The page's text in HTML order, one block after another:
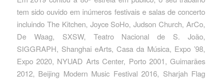
tem sido ouvido em inúmeros festivais e salas de concerto
incluindo The Kitchen, Joyce SoHo, Judson Church, ArCo,
De Waag, SXSW, Teatro Nacional de S. João,
SIGGRAPH, Shanghai eArts, Casa da Música, Expo ’98,
Expo 2020, NYUAD Arts Center, Porto 2001, Guimarães
2012, Beijing Modern Music Festival 2016, Sharjah Flag